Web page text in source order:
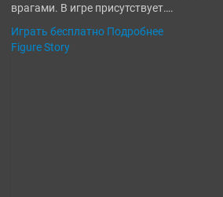
врагами. В игре присутствует….
Играть бесплатно Подробнее
Figure Story